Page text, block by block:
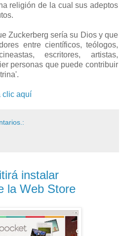
religión de la cual sus adeptos
Zuckerberg sería su Dios y que
entre científicos, teólogos,
escritores, artistas,
personas que puede contribuir
clic aquí
instalar
la Web Store